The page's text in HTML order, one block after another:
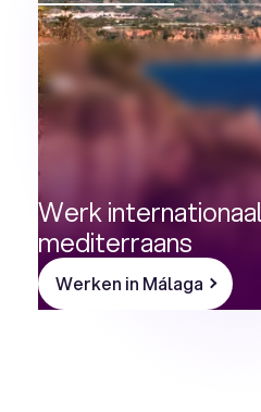
Werk
mediterraans
Werken in Málaga